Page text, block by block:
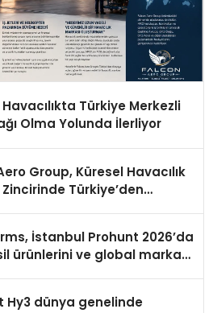
Türkiye Merkezli
Olma Yolunda İlerliyor
Group, Küresel Havacılık
Türkiye’den
İstanbul Prohunt 2026’da
ürünlerini ve global marka
Hy3 dünya genelinde